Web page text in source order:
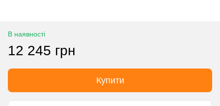
В наявності
12 245 грн
Купити